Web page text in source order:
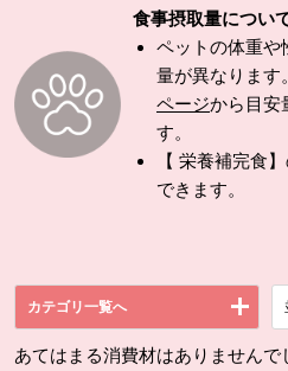
食事摂取量につい
ペットの体重や
量が異なります
ページから目安
す。
【 栄養補完食
できます。
カテゴリ一覧へ
あてはまる消費材はありませんで